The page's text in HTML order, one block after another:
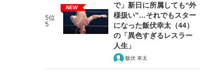
5位
5
NEW
で」新日に所属しても“外
様扱い”…それでもスター
になった飯伏幸太（44）
の「異色すぎるレスラー
人生」
飯伏 幸太